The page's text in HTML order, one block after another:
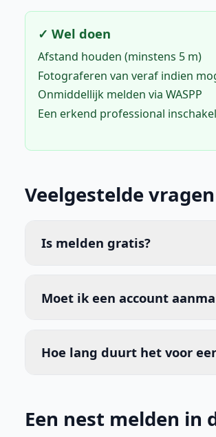
✓ Wel doen
Afstand houden (minstens 5 m)
Fotograferen van veraf indien
Onmiddellijk melden via WASPP
Een erkend professional
Veelgestelde vragen
Is melden gratis?
Moet ik een account
Hoe lang duurt het voor
Een nest melden in